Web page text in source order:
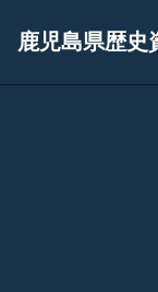
鹿児島県歴史